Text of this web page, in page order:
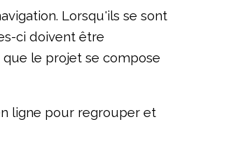
Lorsqu'ils se sont
ci doivent être
le projet se compose
ligne pour regrouper et